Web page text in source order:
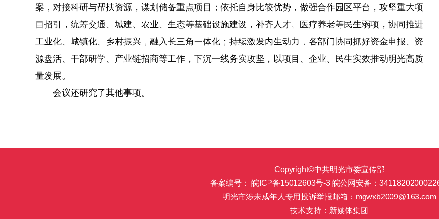
案，对接科研与帮扶资源，谋划储备重点项目；依托自身比较优势，做强合作园区平台，攻坚重大项
目招引，统筹交通、城建、农业、生态等基础设施建设，补齐人才、医疗养老等民生弱项，协同推进
工业化、城镇化、乡村振兴，融入长三角一体化；持续激发内生动力，各部门协同抓好资金申报、资
源盘活、干部研学、产业链招商等工作，下沉一线务实攻坚，以项目、企业、民生实效推动明光高质
量发展。
会议还研究了其他事项。
Copyright©中共明光市委宣传部
备案编号： 皖ICP备15012603号-3皖公网安备：
明光市涉未成年人专用投诉举报邮箱：mgwxb2009@163.com
技术支持：新媒体集团